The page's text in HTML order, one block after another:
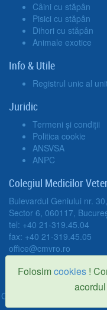
Câini cu stăpân
Pisici cu stăpân
Dihori cu stăpân
Animale exotice
Info & Utile
Registrul unic al
Juridic
Termeni și condiții
Politica cookie
ANSVSA
ANPC
Colegiul Medicilor
Bulevardul Geniului nr. 30,
Sector 6, 060117,
tel: +40 21-319.45.04
fax: +40 21-319.45.05
office@cmvro.ro
Copyright ©2014 CMV.
Folosimcookies!